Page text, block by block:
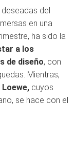
del
en una
ha sido la
a los
de diseño, con
Mientras,
Loewe, cuyos
se hace con el